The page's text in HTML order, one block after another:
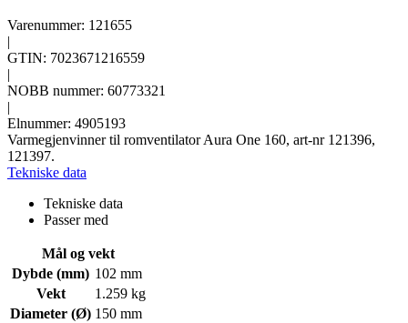
Varenummer: 121655
|
GTIN: 7023671216559
|
NOBB nummer: 60773321
|
Elnummer: 4905193
Varmegjenvinner til romventilator Aura One 160, art-nr 121396,
121397.
Tekniske data
Tekniske data
Passer med
Mål og vekt
Dybde (mm) 102 mm
Vekt
1.259 kg
Diameter (Ø) 150 mm